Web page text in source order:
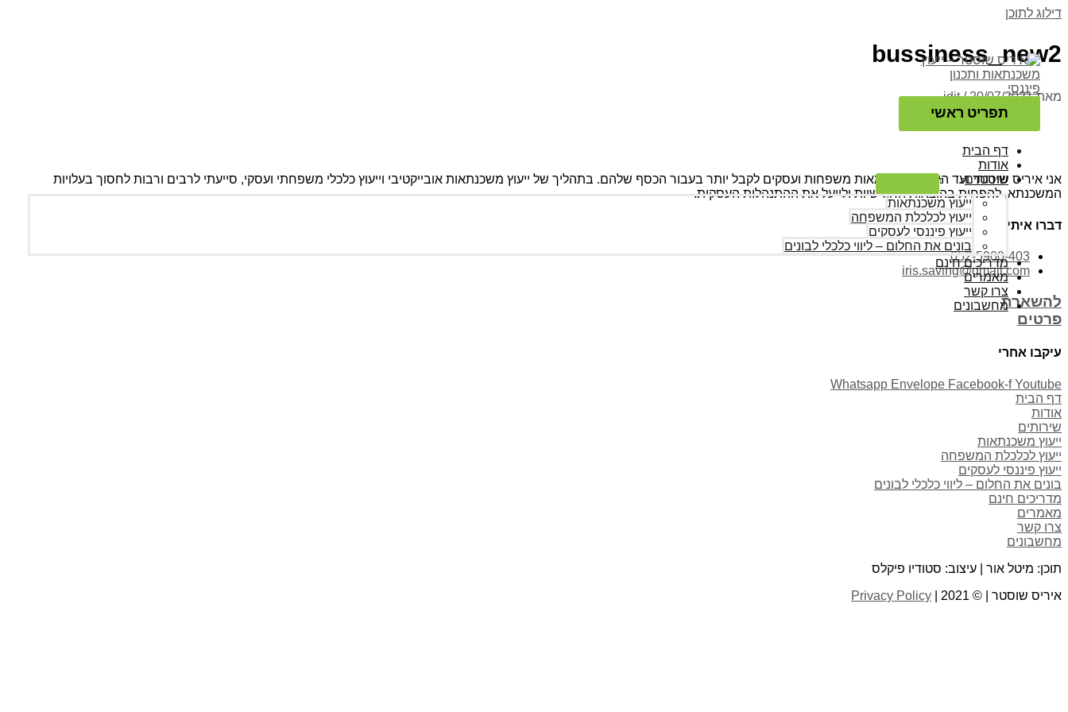
דילוג לתוכן
תפריט ראשי
דף הבית
אודות
שירותים
ייעוץ משכנתאות
ייעוץ לכלכלת המשפחה
ייעוץ פיננסי לעסקים
בונים את החלום – ליווי כלכלי לבונים
מדריכים חינם
מאמרים
צרו קשר
מחשבונים
bussiness_new2
מאת idit/20/07/2021
אני איריס שוסטר ועד היום עזרתי למאות משפחות ועסקים לקבל יותר בעבור הכסף שלהם. בתהליך של ייעוץ משכנתאות אובייקטיבי וייעוץ כלכלי משפחתי ועסקי, סייעתי לרבים ורבות לחסוך בעלויות
המשכנתא, להפחית בהוצאות החודשיות ולייעל את ההתנהלות העסקית.
דברו איתי
052-5900-403
iris.saving@gmail.com
להשארת
פרטים
עיקבו אחרי
Whatsapp Envelope Facebook-f Youtube
דף הבית
אודות
שירותים
ייעוץ משכנתאות
ייעוץ לכלכלת המשפחה
ייעוץ פיננסי לעסקים
בונים את החלום – ליווי כלכלי לבונים
מדריכים חינם
מאמרים
צרו קשר
מחשבונים
תוכן: מיטל אור | עיצוב: סטודיו פיקלס
איריס שוסטר | © 2021 |
Privacy Policy